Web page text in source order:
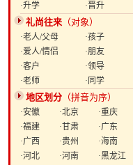
·升学
·晋升
礼尚往来 （对象）
·老人/父母
·孩子
·爱人/情侣
·朋友
·客户
·领导
·老师
·同学
地区划分 （拼音为序）
·安徽 ·北京
·重庆
·福建
·甘肃
·广东
·广西
·贵州
·海南
·河北
·河南
·黑龙江